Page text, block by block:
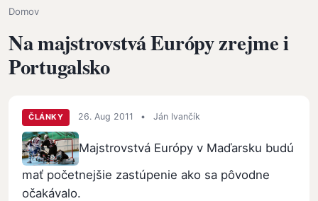
Omrvinka
Domov
Na majstrovstvá Európy zrejme i
Portugalsko
ČLÁNKY 26. Aug 2011 • Ján Ivančík
Majstrovstvá Európy v Maďarsku budú
mať početnejšie zastúpenie ako sa pôvodne
očakávalo.